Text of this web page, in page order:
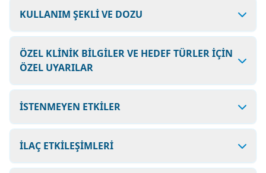
KULLANIM ŞEKLİ VE DOZU
ÖZEL KLİNİK BİLGİLER VE HEDEF TÜRLER İÇİN
ÖZEL UYARILAR
İSTENMEYEN ETKİLER
İLAÇ ETKİLEŞİMLERİ